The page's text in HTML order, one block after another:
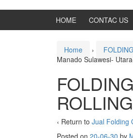
HOME CONTAC US
Home ›
Manado Sulawesi-
‹ Return to Jual Folding